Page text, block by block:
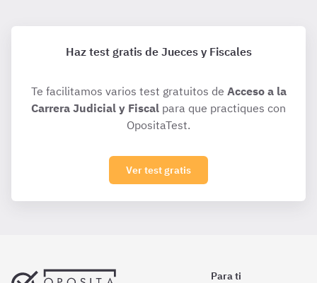
Haz test gratis de Jueces y Fiscales
Te facilitamos varios test gratuitos de Acceso a la
Carrera Judicial y Fiscal para que practiques con
OpositaTest.
Ver test gratis
Para ti